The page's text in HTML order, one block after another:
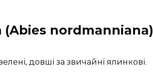
nordmanniana)
довші за звичайні ялинкові.